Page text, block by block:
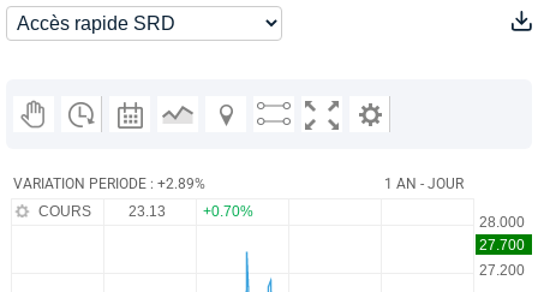
VARIATION PERIODE : +2.89% 1 AN - JOUR
COURS 23.13 +0.70%